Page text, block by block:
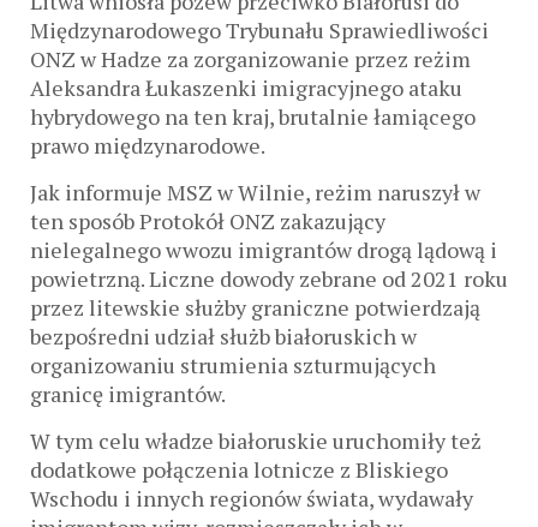
Międzynarodowego Trybunału Sprawiedliwości
ONZ w Hadze za zorganizowanie przez reżim
Aleksandra Łukaszenki imigracyjnego ataku
hybrydowego na ten kraj, brutalnie łamiącego
prawo międzynarodowe.
Jak informuje MSZ w Wilnie, reżim naruszył w
ten sposób Protokół ONZ zakazujący
nielegalnego wwozu imigrantów drogą lądową i
powietrzną. Liczne dowody zebrane od 2021 roku
przez litewskie służby graniczne potwierdzają
bezpośredni udział służb białoruskich w
organizowaniu strumienia szturmujących
granicę imigrantów.
W tym celu władze białoruskie uruchomiły też
dodatkowe połączenia lotnicze z Bliskiego
Wschodu i innych regionów świata, wydawały